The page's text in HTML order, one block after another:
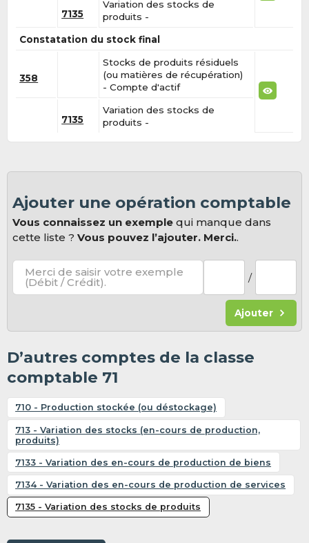
7135
Variation des stocks de
produits -
Constatation du stock final
358
Stocks de produits résiduels
(ou matières de récupération)
- Compte d'actif
7135
Variation des stocks de
produits -
Ajouter une opération comptable
Vous connaissez un exemple qui manque dans
cette liste ?Vous pouvez l’ajouter. Merci..
Merci de saisir votre exemple
(Débit / Crédit). /
Ajouter
D’autres comptes de la classe
comptable 71
710 - Production stockée (ou déstockage)
713 - Variation des stocks (en-cours de production,
produits)
7133 - Variation des en-cours de production de biens
7134 - Variation des en-cours de production de services
7135 - Variation des stocks de produits